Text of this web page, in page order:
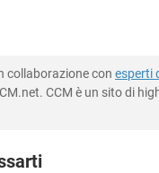
collaborazione con esperti
CCM è un sito di